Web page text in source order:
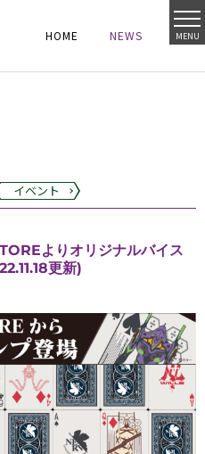
MENU
HOME
HOME NEWS
NEWS
イベント
よりオリジナルバイス
更新)